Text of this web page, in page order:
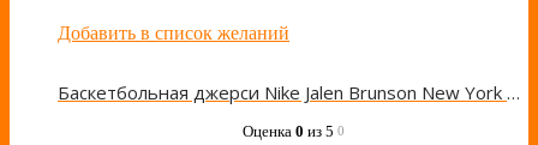
Добавить в список желаний
Баскетбольная джерси Nike Jalen Brunson New York Knicks Dri-FIT NBA Swingman Association Edition White/Orange
Оценка 0 из 5 0